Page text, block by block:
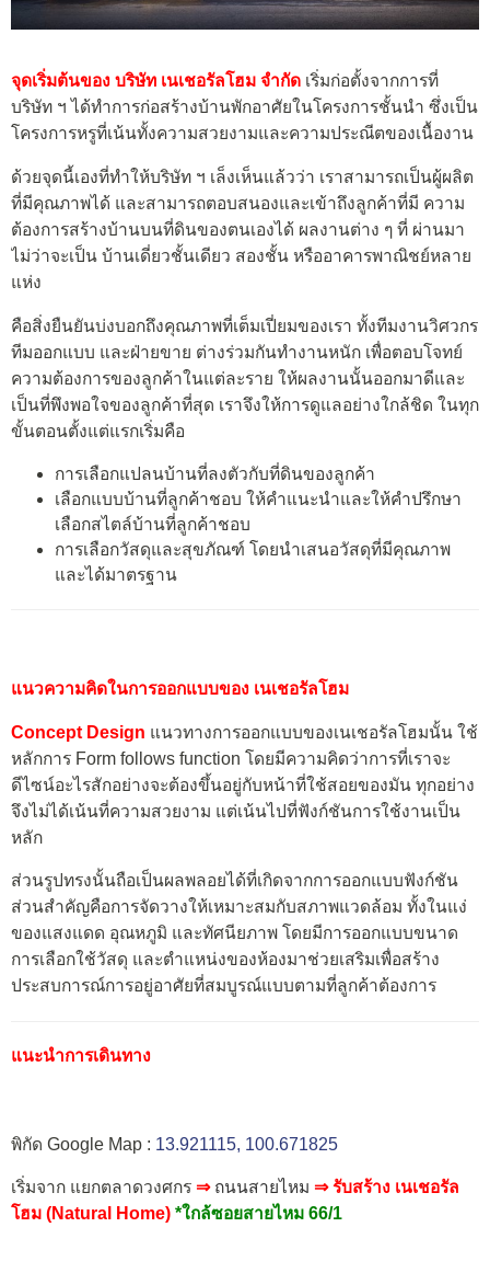
จุดเริ่มต้นของ บริษัท เนเชอรัลโฮม จำกัด เริ่มก่อตั้งจากการที่
บริษัท ฯ ได้ทำการก่อสร้างบ้านพักอาศัยในโครงการชั้นนำ ซึ่งเป็น
โครงการหรูที่เน้นทั้งความสวยงามและความประณีตของเนื้องาน
ด้วยจุดนี้เองที่ทำให้บริษัท ฯ เล็งเห็นแล้วว่า เราสามารถเป็นผู้ผลิต
ที่มีคุณภาพได้ และสามารถตอบสนองและเข้าถึงลูกค้าที่มี ความ
ต้องการสร้างบ้านบนที่ดินของตนเองได้ ผลงานต่าง ๆ ที่ ผ่านมา
ไม่ว่าจะเป็น บ้านเดี่ยวชั้นเดียว สองชั้น หรืออาคารพาณิชย์หลาย
แห่ง
คือสิ่งยืนยันบ่งบอกถึงคุณภาพที่เต็มเปี่ยมของเรา ทั้งทีมงานวิศวกร
ทีมออกแบบ และฝ่ายขาย ต่างร่วมกันทำงานหนัก เพื่อตอบโจทย์
ความต้องการของลูกค้าในแต่ละราย ให้ผลงานนั้นออกมาดีและ
เป็นที่พึงพอใจของลูกค้าที่สุด เราจึงให้การดูแลอย่างใกล้ชิด ในทุก
ขั้นตอนตั้งแต่แรกเริ่มคือ
การเลือกแปลนบ้านที่ลงตัวกับที่ดินของลูกค้า
เลือกแบบบ้านที่ลูกค้าชอบ ให้คำแนะนำและให้คำปรึกษา
เลือกสไตล์บ้านที่ลูกค้าชอบ
การเลือกวัสดุและสุขภัณฑ์ โดยนำเสนอวัสดุที่มีคุณภาพ
และได้มาตรฐาน
แนวความคิดในการออกแบบของ เนเชอรัลโฮม
Concept Design แนวทางการออกแบบของเนเชอรัลโฮมนั้น ใช้
หลักการ Form follows function โดยมีความคิดว่าการที่เราจะ
ดีไซน์อะไรสักอย่างจะต้องขึ้นอยู่กับหน้าที่ใช้สอยของมัน ทุกอย่าง
จึงไม่ได้เน้นที่ความสวยงาม แต่เน้นไปที่ฟังก์ชันการใช้งานเป็น
หลัก
ส่วนรูปทรงนั้นถือเป็นผลพลอยได้ที่เกิดจากการออกแบบฟังก์ชัน
ส่วนสำคัญคือการจัดวางให้เหมาะสมกับสภาพแวดล้อม ทั้งในแง่
ของแสงแดด อุณหภูมิ และทัศนียภาพ โดยมีการออกแบบขนาด
การเลือกใช้วัสดุ และตำแหน่งของห้องมาช่วยเสริมเพื่อสร้าง
ประสบการณ์การอยู่อาศัยที่สมบูรณ์แบบตามที่ลูกค้าต้องการ
แนะนำการเดินทาง
พิกัด Google Map : 13.921115, 100.671825
เริ่มจาก แยกตลาดวงศกร ⇒ ถนนสายไหม ⇒ รับสร้าง เนเชอรัล
โฮม (Natural Home) *ใกล้ซอยสายไหม 66/1